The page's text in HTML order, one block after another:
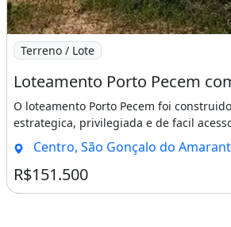
Imagem: Loteamento Porto Pecem
Terreno / Lote
O loteamento Porto Pecem foi
estrategica, privilegiada e de facil
Centro, São Gonçalo do
R$151.500